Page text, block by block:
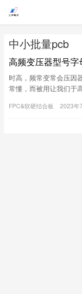
中小批量pcb
高频变压器型号字
时高，频常变常会压因
常懂，而被用让我们于
配母、的含滤义，波让
FPC&软硬结合板 2023年